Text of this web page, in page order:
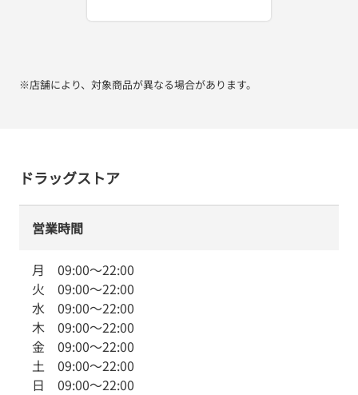
※店舗により、対象商品が異なる場合があります。
ドラッグストア
営業時間
月 09:00～22:00
火 09:00～22:00
水 09:00～22:00
木 09:00～22:00
金 09:00～22:00
土 09:00～22:00
日 09:00～22:00